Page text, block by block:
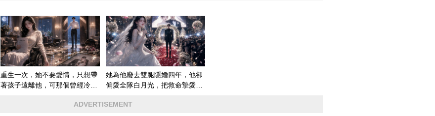
重生一次，她不要愛情，只想帶
著孩子遠離他，可那個曾經冷漠
她為他廢去雙腿隱婚四年，他卻
偏愛全隊白月光，把救命摯愛當
ADVERTISEMENT